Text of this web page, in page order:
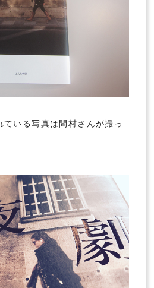
いる写真は間村さんが撮っ